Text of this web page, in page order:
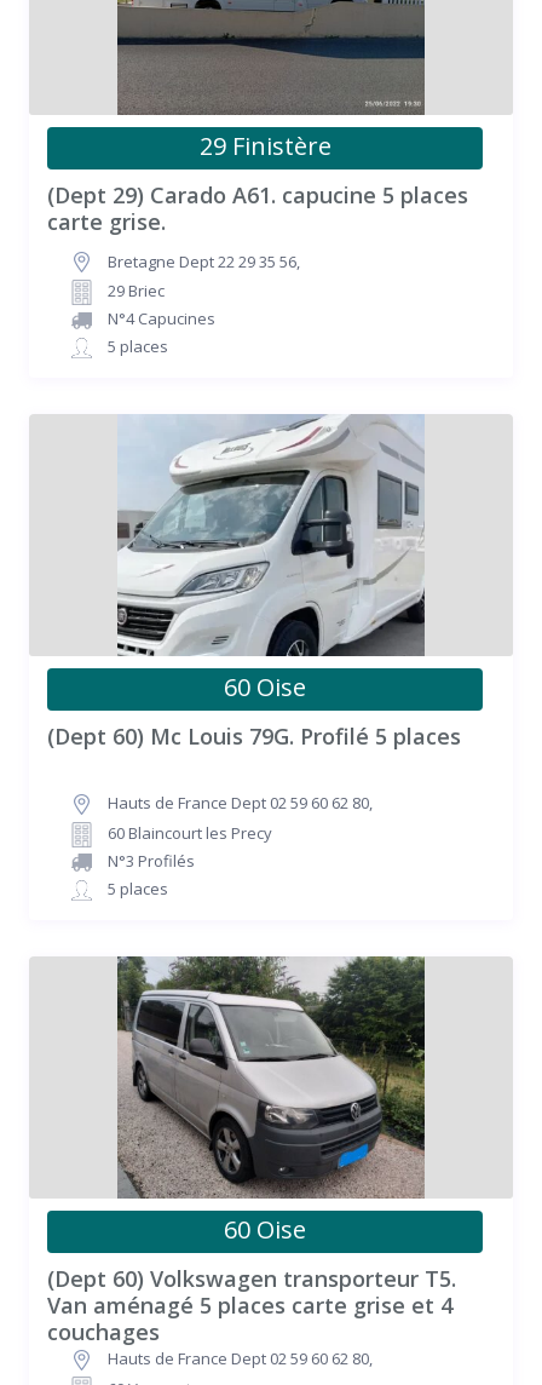
29 Finistère
(Dept 29) Carado A61. capucine 5 places
carte grise.
Bretagne Dept 22 29 35 56,
29 Briec
N°4 Capucines
5 places
60 Oise
(Dept 60) Mc Louis 79G. Profilé 5 places
Hauts de France Dept 02 59 60 62 80,
60 Blaincourt les Precy
N°3 Profilés
5 places
60 Oise
(Dept 60) Volkswagen transporteur T5.
Van aménagé 5 places carte grise et 4
couchages
Hauts de France Dept 02 59 60 62 80,